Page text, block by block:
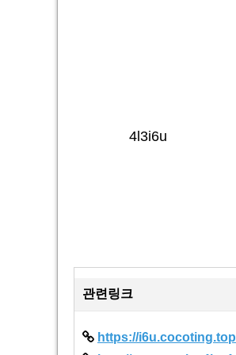
4l3i6u
관련링크
https://i6u.cocoting.top